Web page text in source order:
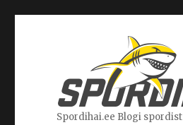
Spordihai.ee Blogi spordist